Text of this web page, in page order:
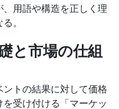
、用語や構造を正しく理
。
と市場の仕組
ントの結果に対して価格
を受け付ける「マーケッ